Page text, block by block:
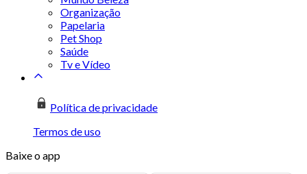
Organização
Papelaria
Pet Shop
Saúde
Tv e Vídeo
Política de privacidade
Termos de uso
Baixe o app